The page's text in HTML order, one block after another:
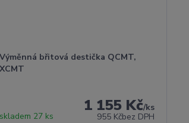
Výměnná břitová destička QCMT,
XCMT
1 155 Kč/ks
955 Kčbez DPH
skladem 27 ks